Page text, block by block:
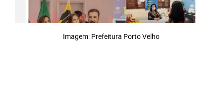
Imagem: Prefeitura Porto Velho